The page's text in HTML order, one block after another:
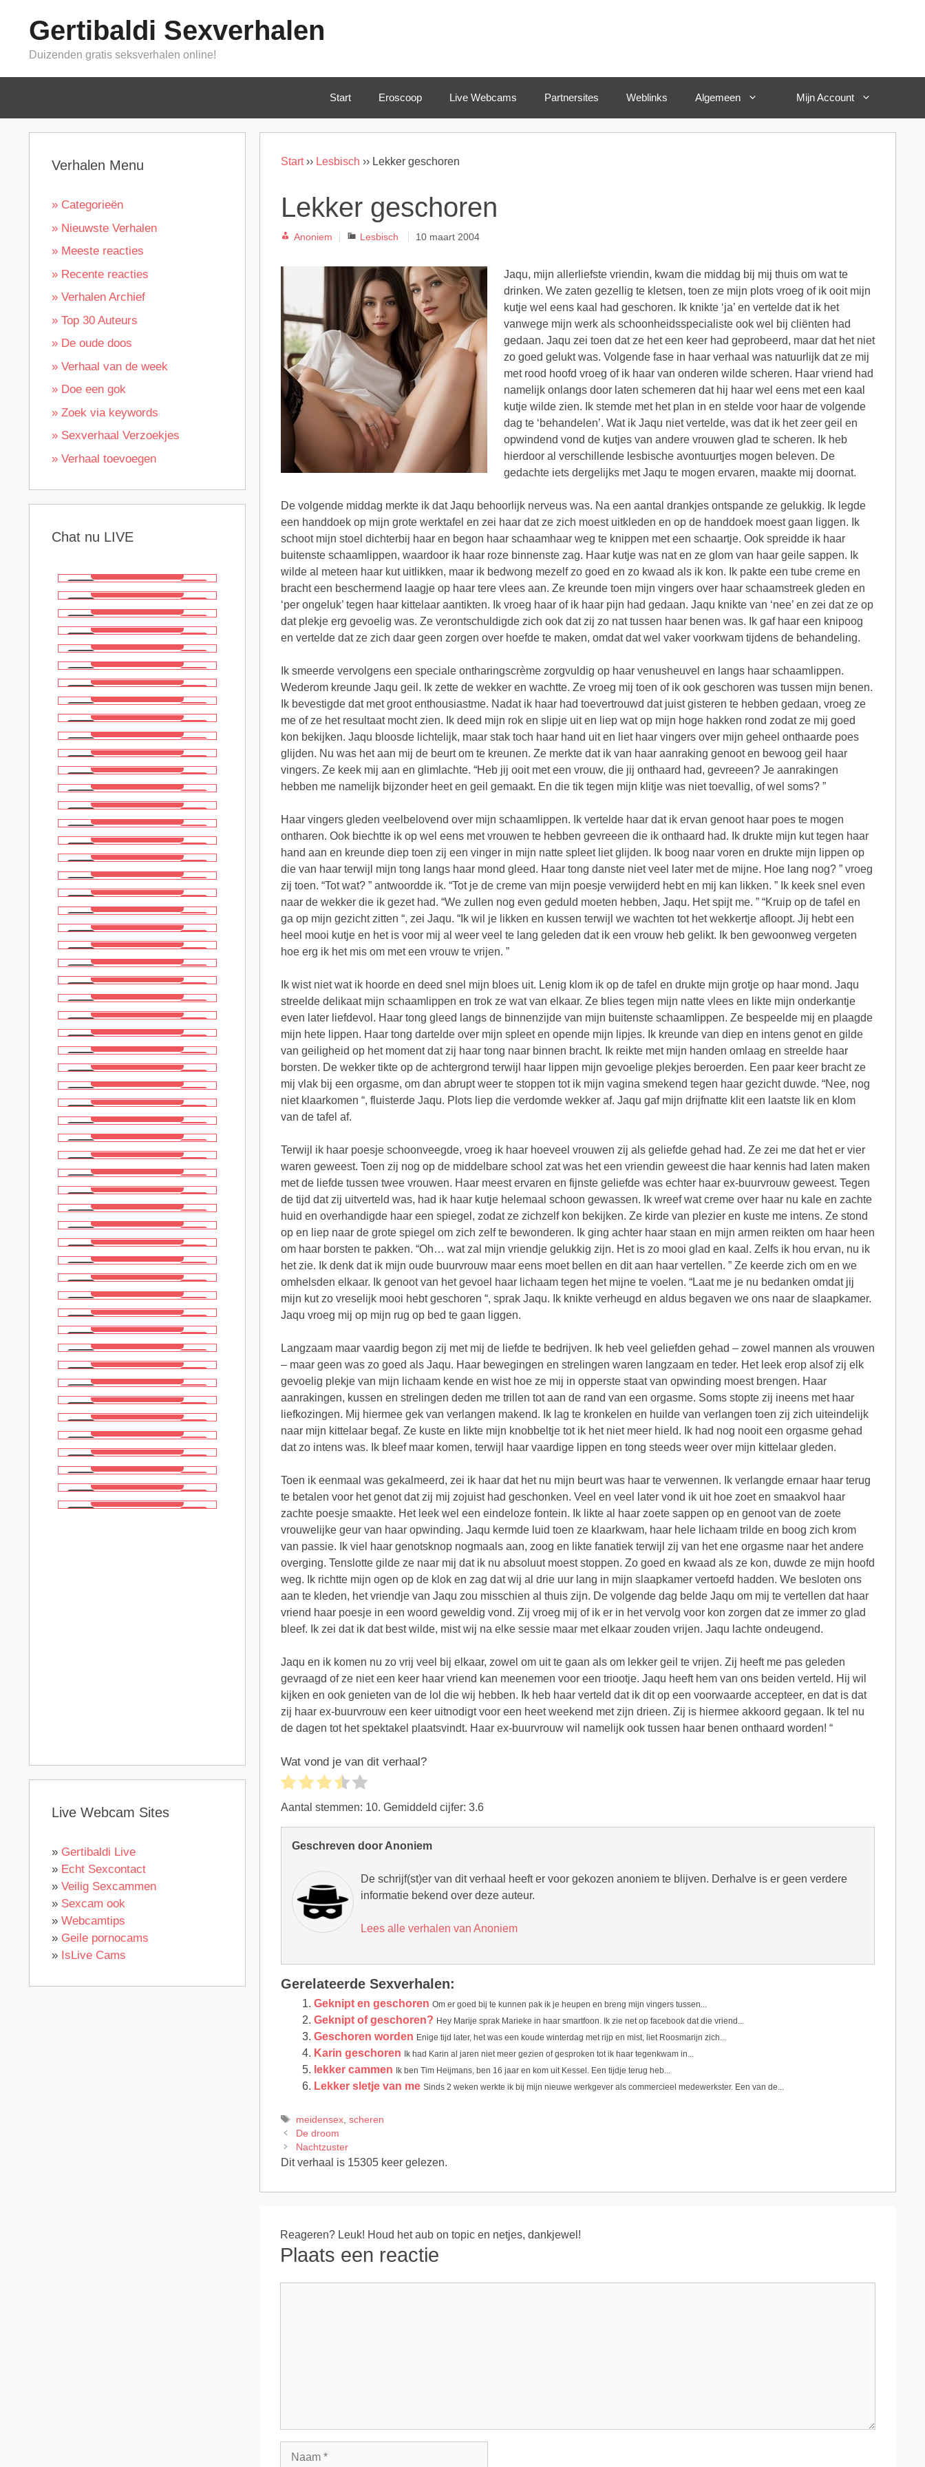
inhoud
Gertibaldi Sexverhalen
Duizenden gratis seksverhalen online!
Start Eroscoop Live Webcams Partnersites Weblinks Algemeen Mijn Account
Start›› Lesbisch ›› Lekker geschoren
Lekker geschoren
Anoniem Categorieën
Lesbisch 10 maart 2004
Jaqu, mijn allerliefste vriendin, kwam die middag bij mij thuis om wat te
drinken. We zaten gezellig te kletsen, toen ze mijn plots vroeg of ik ooit mijn
kutje wel eens kaal had geschoren. Ik knikte ‘ja’ en vertelde dat ik het
vanwege mijn werk als schoonheidsspecialiste ook wel bij cliënten had
gedaan. Jaqu zei toen dat ze het een keer had geprobeerd, maar dat het niet
zo goed gelukt was. Volgende fase in haar verhaal was natuurlijk dat ze mij
met rood hoofd vroeg of ik haar van onderen wilde scheren. Haar vriend had
namelijk onlangs door laten schemeren dat hij haar wel eens met een kaal
kutje wilde zien. Ik stemde met het plan in en stelde voor haar de volgende
dag te ‘behandelen’. Wat ik Jaqu niet vertelde, was dat ik het zeer geil en
opwindend vond de kutjes van andere vrouwen glad te scheren. Ik heb
hierdoor al verschillende lesbische avontuurtjes mogen beleven. De
gedachte iets dergelijks met Jaqu te mogen ervaren, maakte mij doornat.
De volgende middag merkte ik dat Jaqu behoorlijk nerveus was. Na een aantal drankjes ontspande ze gelukkig. Ik legde
een handdoek op mijn grote werktafel en zei haar dat ze zich moest uitkleden en op de handdoek moest gaan liggen. Ik
schoot mijn stoel dichterbij haar en begon haar schaamhaar weg te knippen met een schaartje. Ook spreidde ik haar
buitenste schaamlippen, waardoor ik haar roze binnenste zag. Haar kutje was nat en ze glom van haar geile sappen. Ik
wilde al meteen haar kut uitlikken, maar ik bedwong mezelf zo goed en zo kwaad als ik kon. Ik pakte een tube creme en
bracht een beschermend laagje op haar tere vlees aan. Ze kreunde toen mijn vingers over haar schaamstreek gleden en
‘per ongeluk’ tegen haar kittelaar aantikten. Ik vroeg haar of ik haar pijn had gedaan. Jaqu knikte van ‘nee’ en zei dat ze op
dat plekje erg gevoelig was. Ze verontschuldigde zich ook dat zij zo nat tussen haar benen was. Ik gaf haar een knipoog
en vertelde dat ze zich daar geen zorgen over hoefde te maken, omdat dat wel vaker voorkwam tijdens de behandeling.
Ik smeerde vervolgens een speciale ontharingscrème zorgvuldig op haar venusheuvel en langs haar schaamlippen.
Wederom kreunde Jaqu geil. Ik zette de wekker en wachtte. Ze vroeg mij toen of ik ook geschoren was tussen mijn benen.
Ik bevestigde dat met groot enthousiastme. Nadat ik haar had toevertrouwd dat juist gisteren te hebben gedaan, vroeg ze
me of ze het resultaat mocht zien. Ik deed mijn rok en slipje uit en liep wat op mijn hoge hakken rond zodat ze mij goed
kon bekijken. Jaqu bloosde lichtelijk, maar stak toch haar hand uit en liet haar vingers over mijn geheel onthaarde poes
glijden. Nu was het aan mij de beurt om te kreunen. Ze merkte dat ik van haar aanraking genoot en bewoog geil haar
vingers. Ze keek mij aan en glimlachte. “Heb jij ooit met een vrouw, die jij onthaard had, gevreeen? Je aanrakingen
hebben me namelijk bijzonder heet en geil gemaakt. En die tik tegen mijn klitje was niet toevallig, of wel soms? ”
Haar vingers gleden veelbelovend over mijn schaamlippen. Ik vertelde haar dat ik ervan genoot haar poes te mogen
ontharen. Ook biechtte ik op wel eens met vrouwen te hebben gevreeen die ik onthaard had. Ik drukte mijn kut tegen haar
hand aan en kreunde diep toen zij een vinger in mijn natte spleet liet glijden. Ik boog naar voren en drukte mijn lippen op
die van haar terwijl mijn tong langs haar mond gleed. Haar tong danste niet veel later met de mijne. Hoe lang nog? ” vroeg
zij toen. “Tot wat? ” antwoordde ik. “Tot je de creme van mijn poesje verwijderd hebt en mij kan likken. ” Ik keek snel even
naar de wekker die ik gezet had. “We zullen nog even geduld moeten hebben, Jaqu. Het spijt me. ” “Kruip op de tafel en
ga op mijn gezicht zitten “, zei Jaqu. “Ik wil je likken en kussen terwijl we wachten tot het wekkertje afloopt. Jij hebt een
heel mooi kutje en het is voor mij al weer veel te lang geleden dat ik een vrouw heb gelikt. Ik ben gewoonweg vergeten
hoe erg ik het mis om met een vrouw te vrijen. ”
Ik wist niet wat ik hoorde en deed snel mijn bloes uit. Lenig klom ik op de tafel en drukte mijn grotje op haar mond. Jaqu
streelde delikaat mijn schaamlippen en trok ze wat van elkaar. Ze blies tegen mijn natte vlees en likte mijn onderkantje
even later liefdevol. Haar tong gleed langs de binnenzijde van mijn buitenste schaamlippen. Ze bespeelde mij en plaagde
mijn hete lippen. Haar tong dartelde over mijn spleet en opende mijn lipjes. Ik kreunde van diep en intens genot en gilde
van geiligheid op het moment dat zij haar tong naar binnen bracht. Ik reikte met mijn handen omlaag en streelde haar
borsten. De wekker tikte op de achtergrond terwijl haar lippen mijn gevoelige plekjes beroerden. Een paar keer bracht ze
mij vlak bij een orgasme, om dan abrupt weer te stoppen tot ik mijn vagina smekend tegen haar gezicht duwde. “Nee, nog
niet klaarkomen “, fluisterde Jaqu. Plots liep die verdomde wekker af. Jaqu gaf mijn drijfnatte klit een laatste lik en klom
van de tafel af.
Terwijl ik haar poesje schoonveegde, vroeg ik haar hoeveel vrouwen zij als geliefde gehad had. Ze zei me dat het er vier
waren geweest. Toen zij nog op de middelbare school zat was het een vriendin geweest die haar kennis had laten maken
met de liefde tussen twee vrouwen. Haar meest ervaren en fijnste geliefde was echter haar ex-buurvrouw geweest. Tegen
de tijd dat zij uitverteld was, had ik haar kutje helemaal schoon gewassen. Ik wreef wat creme over haar nu kale en zachte
huid en overhandigde haar een spiegel, zodat ze zichzelf kon bekijken. Ze kirde van plezier en kuste me intens. Ze stond
op en liep naar de grote spiegel om zich zelf te bewonderen. Ik ging achter haar staan en mijn armen reikten om haar heen
om haar borsten te pakken. “Oh… wat zal mijn vriendje gelukkig zijn. Het is zo mooi glad en kaal. Zelfs ik hou ervan, nu ik
het zie. Ik denk dat ik mijn oude buurvrouw maar eens moet bellen en dit aan haar vertellen. ” Ze keerde zich om en we
omhelsden elkaar. Ik genoot van het gevoel haar lichaam tegen het mijne te voelen. “Laat me je nu bedanken omdat jij
mijn kut zo vreselijk mooi hebt geschoren “, sprak Jaqu. Ik knikte verheugd en aldus begaven we ons naar de slaapkamer.
Jaqu vroeg mij op mijn rug op bed te gaan liggen.
Langzaam maar vaardig begon zij met mij de liefde te bedrijven. Ik heb veel geliefden gehad – zowel mannen als vrouwen
– maar geen was zo goed als Jaqu. Haar bewegingen en strelingen waren langzaam en teder. Het leek erop alsof zij elk
gevoelig plekje van mijn lichaam kende en wist hoe ze mij in opperste staat van opwinding moest brengen. Haar
aanrakingen, kussen en strelingen deden me trillen tot aan de rand van een orgasme. Soms stopte zij ineens met haar
liefkozingen. Mij hiermee gek van verlangen makend. Ik lag te kronkelen en huilde van verlangen toen zij zich uiteindelijk
naar mijn kittelaar begaf. Ze kuste en likte mijn knobbeltje tot ik het niet meer hield. Ik had nog nooit een orgasme gehad
dat zo intens was. Ik bleef maar komen, terwijl haar vaardige lippen en tong steeds weer over mijn kittelaar gleden.
Toen ik eenmaal was gekalmeerd, zei ik haar dat het nu mijn beurt was haar te verwennen. Ik verlangde ernaar haar terug
te betalen voor het genot dat zij mij zojuist had geschonken. Veel en veel later vond ik uit hoe zoet en smaakvol haar
zachte poesje smaakte. Het leek wel een eindeloze fontein. Ik likte al haar zoete sappen op en genoot van de zoete
vrouwelijke geur van haar opwinding. Jaqu kermde luid toen ze klaarkwam, haar hele lichaam trilde en boog zich krom
van passie. Ik viel haar genotsknop nogmaals aan, zoog en likte fanatiek terwijl zij van het ene orgasme naar het andere
overging. Tenslotte gilde ze naar mij dat ik nu absoluut moest stoppen. Zo goed en kwaad als ze kon, duwde ze mijn hoofd
weg. Ik richtte mijn ogen op de klok en zag dat wij al drie uur lang in mijn slaapkamer vertoefd hadden. We besloten ons
aan te kleden, het vriendje van Jaqu zou misschien al thuis zijn. De volgende dag belde Jaqu om mij te vertellen dat haar
vriend haar poesje in een woord geweldig vond. Zij vroeg mij of ik er in het vervolg voor kon zorgen dat ze immer zo glad
bleef. Ik zei dat ik dat best wilde, mist wij na elke sessie maar met elkaar zouden vrijen. Jaqu lachte ondeugend.
Jaqu en ik komen nu zo vrij veel bij elkaar, zowel om uit te gaan als om lekker geil te vrijen. Zij heeft me pas geleden
gevraagd of ze niet een keer haar vriend kan meenemen voor een triootje. Jaqu heeft hem van ons beiden verteld. Hij wil
kijken en ook genieten van de lol die wij hebben. Ik heb haar verteld dat ik dit op een voorwaarde accepteer, en dat is dat
zij haar ex-buurvrouw een keer uitnodigt voor een heet weekend met zijn drieen. Zij is hiermee akkoord gegaan. Ik tel nu
de dagen tot het spektakel plaatsvindt. Haar ex-buurvrouw wil namelijk ook tussen haar benen onthaard worden! “
Wat vond je van dit verhaal?
Aantal stemmen: 10. Gemiddeld cijfer: 3.6
Geschreven door Anoniem
De schrijf(st)er van dit verhaal heeft er voor gekozen anoniem te blijven. Derhalve is er geen verdere
informatie bekend over deze auteur.
Lees alle verhalen van Anoniem
Gerelateerde Sexverhalen:
Geknipt en geschoren Om er goed bij te kunnen pak ik je heupen en breng mijn vingers tussen...
Geknipt of geschoren? Hey Marije sprak Marieke in haar smartfoon. Ik zie net op facebook dat die vriend...
Geschoren worden Enige tijd later, het was een koude winterdag met rijp en mist, liet Roosmarijn zich...
Karin geschoren Ik had Karin al jaren niet meer gezien of gesproken tot ik haar tegenkwam in...
lekker cammen Ik ben Tim Heijmans, ben 16 jaar en kom uit Kessel. Een tijdje terug heb...
Lekker sletje van me Sinds 2 weken werkte ik bij mijn nieuwe werkgever als commercieel medewerkster. Een van de...
Tags
meidensex, scheren
De droom
Nachtzuster
Dit verhaal is 15305 keer gelezen.
Reageren? Leuk! Houd het aub on topic en netjes, dankjewel!
Plaats een reactie
Verhalen Menu
» Categorieën
» Nieuwste Verhalen
» Meeste reacties
» Recente reacties
» Verhalen Archief
» Top 30 Auteurs
» De oude doos
» Verhaal van de week
» Doe een gok
» Zoek via keywords
» Sexverhaal Verzoekjes
» Verhaal toevoegen
Chat nu LIVE
Live Webcam Sites
» Gertibaldi Live
» Echt Sexcontact
» Veilig Sexcammen
» Sexcam ook
» Webcamtips
» Geile pornocams
» IsLive Cams